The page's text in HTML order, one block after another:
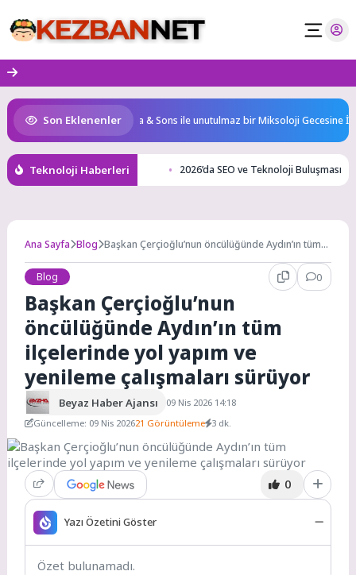
to
content
Son Eklenenler
Resorts, Ödüllü bar Panda & Sons ile unutulmaz bir Miksoloji Gecesine İmza
Teknoloji Haberleri 2026’da SEO ve Teknoloji Buluşması
Ana Sayfa Blog Başkan Çerçioğlu’nun öncülüğünde Aydın’ın tüm
Blog 0
Başkan Çerçioğlu’nun
öncülüğünde Aydın’ın tüm
ilçelerinde yol yapım ve
yenileme çalışmaları sürüyor
Beyaz Haber Ajansı
09 Nis 2026 14:18
Güncelleme: 09 Nis 202621 Görüntüleme 3 dk.
0
Yazı Özetini Göster
Özet bulunamadı.